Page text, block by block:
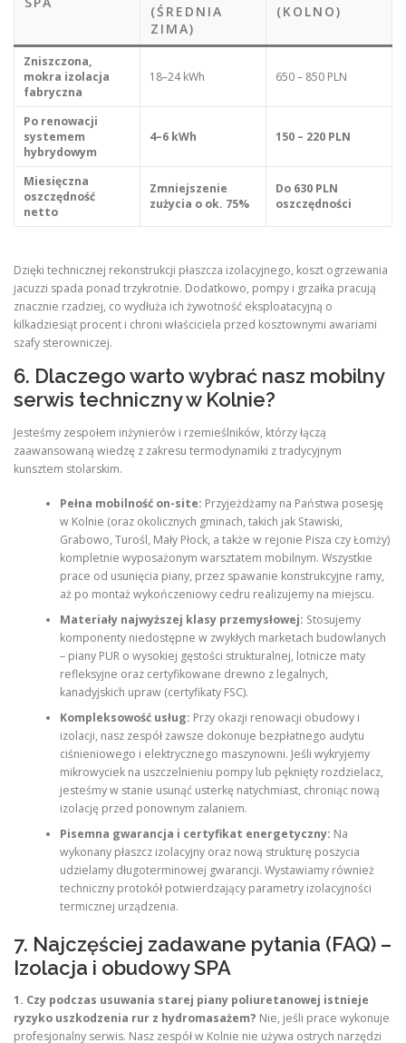
(ŚREDNIA
ZIMA)
(KOLNO)
Zniszczona,
mokra izolacja
fabryczna
18–24 kWh 650 – 850 PLN
Po renowacji
systemem
hybrydowym
4–6 kWh 150 – 220 PLN
Miesięczna
oszczędność
netto
Zmniejszenie
zużycia o ok. 75%
Do 630 PLN
oszczędności
Dzięki technicznej rekonstrukcji płaszcza izolacyjnego, koszt ogrzewania
jacuzzi spada ponad trzykrotnie. Dodatkowo, pompy i grzałka pracują
znacznie rzadziej, co wydłuża ich żywotność eksploatacyjną o
kilkadziesiąt procent i chroni właściciela przed kosztownymi awariami
szafy sterowniczej.
6. Dlaczego warto wybrać nasz mobilny
serwis techniczny w Kolnie?
Jesteśmy zespołem inżynierów i rzemieślników, którzy łączą
zaawansowaną wiedzę z zakresu termodynamiki z tradycyjnym
kunsztem stolarskim.
Pełna mobilność on-site: Przyjeżdżamy na Państwa posesję
w Kolnie (oraz okolicznych gminach, takich jak Stawiski,
Grabowo, Turośl, Mały Płock, a także w rejonie Pisza czy Łomży)
kompletnie wyposażonym warsztatem mobilnym. Wszystkie
prace od usunięcia piany, przez spawanie konstrukcyjne ramy,
aż po montaż wykończeniowy cedru realizujemy na miejscu.
Materiały najwyższej klasy przemysłowej: Stosujemy
komponenty niedostępne w zwykłych marketach budowlanych
– piany PUR o wysokiej gęstości strukturalnej, lotnicze maty
refleksyjne oraz certyfikowane drewno z legalnych,
kanadyjskich upraw (certyfikaty FSC).
Kompleksowość usług: Przy okazji renowacji obudowy i
izolacji, nasz zespół zawsze dokonuje bezpłatnego audytu
ciśnieniowego i elektrycznego maszynowni. Jeśli wykryjemy
mikrowyciek na uszczelnieniu pompy lub pęknięty rozdzielacz,
jesteśmy w stanie usunąć usterkę natychmiast, chroniąc nową
izolację przed ponownym zalaniem.
Pisemna gwarancja i certyfikat energetyczny: Na
wykonany płaszcz izolacyjny oraz nową strukturę poszycia
udzielamy długoterminowej gwarancji. Wystawiamy również
techniczny protokół potwierdzający parametry izolacyjności
termicznej urządzenia.
7. Najczęściej zadawane pytania (FAQ) –
Izolacja i obudowy SPA
1. Czy podczas usuwania starej piany poliuretanowej istnieje
ryzyko uszkodzenia rur z hydromasażem? Nie, jeśli prace wykonuje
profesjonalny serwis. Nasz zespół w Kolnie nie używa ostrych narzędzi